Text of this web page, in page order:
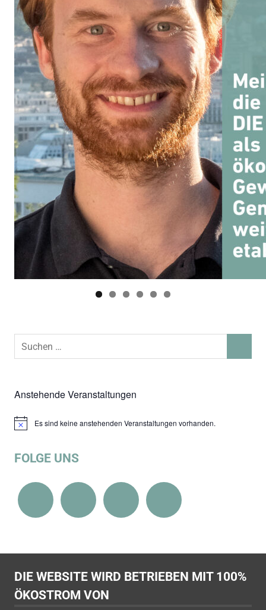
Suchen
Anstehende Veranstaltungen
HinweisEs sind keine anstehenden Veranstaltungen vorhanden.
FOLGE UNS
DIE WEBSITE WIRD BETRIEBEN MIT 100%
ÖKOSTROM VON